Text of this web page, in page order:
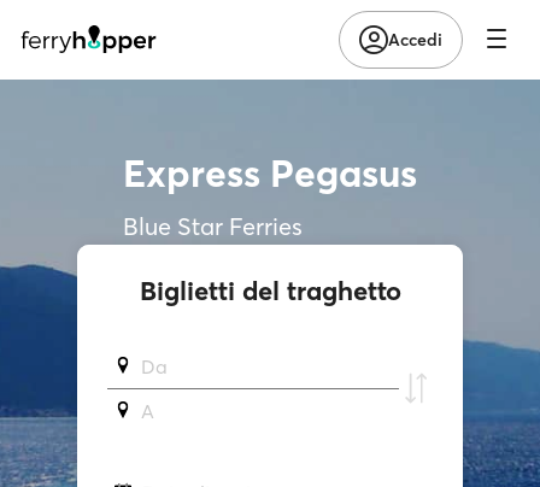
Accedi
Express Pegasus
Blue Star Ferries
Biglietti del traghetto
Da
A